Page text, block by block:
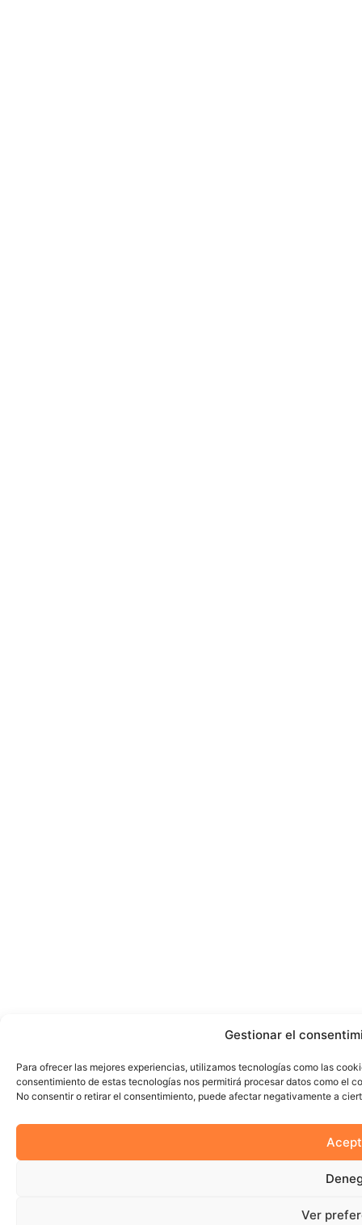
Gestionar el
Para ofrecer las mejores experiencias, utilizamos tecnologías como las
consentimiento de estas tecnologías nos permitirá procesar datos como el
No consentir o retirar el consentimiento, puede afectar negativamente a
Ver